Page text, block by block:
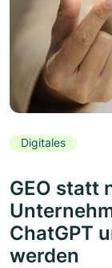
Digitales
GEO statt
ChatGPT
werden